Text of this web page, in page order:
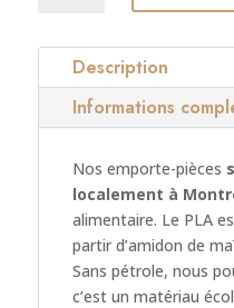
Bowling
Description
Informations
Nos emporte-pièces
localement à
alimentaire. Le PLA
partir d’amidon de
Sans pétrole, nous
c’est un matériau